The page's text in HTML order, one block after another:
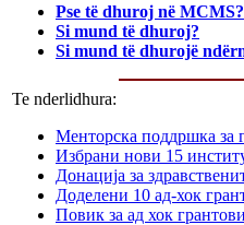
Pse të dhuroj në MCMS?
Si mund të dhuroj?
Si mund të dhurojë
Te nderlidhura:
Менторска поддршка за
Избрани нови 15
Донација за
Доделени 10 ад-хок
Повик за ад хок